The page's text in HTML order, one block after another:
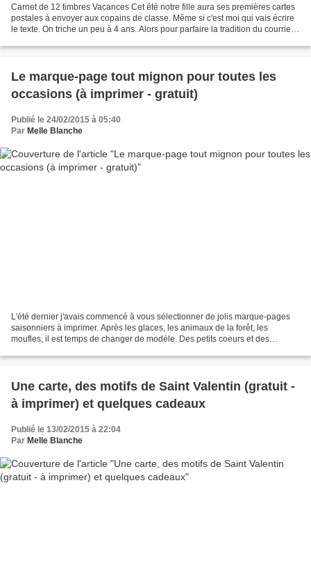
Carnet de 12 timbres Vacances Cet été notre fille aura ses premières cartes
postales à envoyer aux copains de classe. Même si c'est moi qui vais écrire
le texte. On triche un peu à 4 ans. Alors pour parfaire la tradition du courrier
Le marque-page tout mignon pour toutes les
occasions (à imprimer - gratuit)
Publié le 24/02/2015 à 05:40
Par Melle Blanche
L'été dernier j'avais commencé à vous sélectionner de jolis marque-pages
saisonniers à imprimer. Après les glaces, les animaux de la forêt, les
moufles, il est temps de changer de modèle. Des petits coeurs et des
Une carte, des motifs de Saint Valentin (gratuit -
à imprimer) et quelques cadeaux
Publié le 13/02/2015 à 22:04
Par Melle Blanche